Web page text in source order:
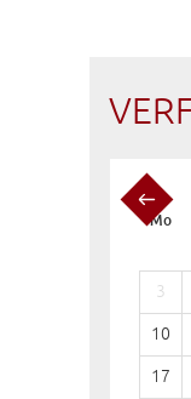
Mo
3
10
17